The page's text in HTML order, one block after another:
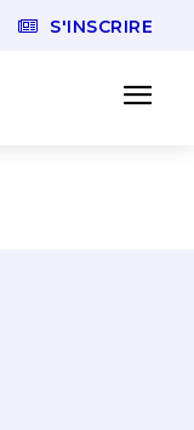
S'INSCRIRE